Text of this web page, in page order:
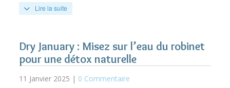
Lire la suite
Dry January : Misez sur l’eau du robinet
pour une détox naturelle
11 Janvier 2025 | 0 Commentaire